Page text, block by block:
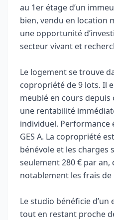
au 1er étage d’un
bien, vendu en location
une opportunité
secteur vivant et
Le logement se trouve
copropriété de 9 lots. Il
meublé en cours
une rentabilité
individuel. Performance
GES A. La copropriété
bénévole et les charges
seulement 280 € par an,
notablement les frais de
Le studio bénéficie
tout en restant proche